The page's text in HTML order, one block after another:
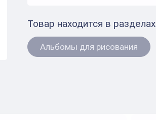
Товар находится в разделах
Альбомы для рисования